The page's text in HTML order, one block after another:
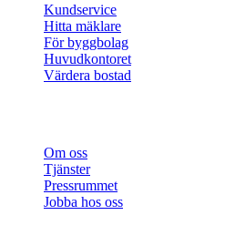
Kundservice
Hitta mäklare
För byggbolag
Huvudkontoret
Värdera bostad
Om oss
Tjänster
Pressrummet
Jobba hos oss